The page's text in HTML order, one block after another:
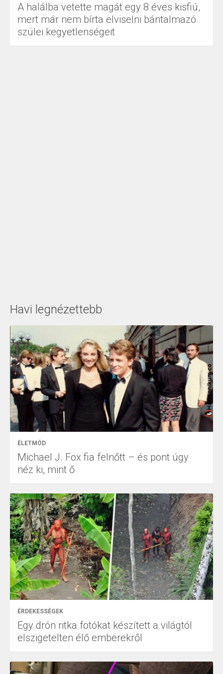
A halálba vetette magát egy 8 éves kisfiú,
mert már nem bírta elviselni bántalmazó
szülei kegyetlenségeit
Havi legnézettebb
ÉLETMÓD
Michael J. Fox fia felnőtt – és pont úgy
néz ki, mint ő
ÉRDEKESSÉGEK
Egy drón ritka fotókat készített a világtól
elszigetelten élő emberekről